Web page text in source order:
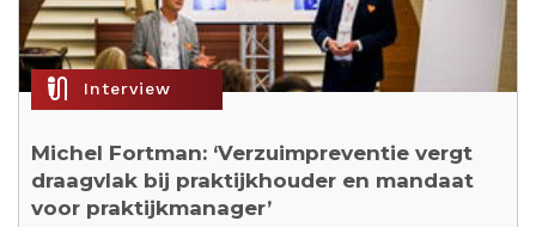
mic_external_on Interview
Michel Fortman: ‘Verzuimpreventie vergt
draagvlak bij praktijkhouder en mandaat
voor praktijkmanager’